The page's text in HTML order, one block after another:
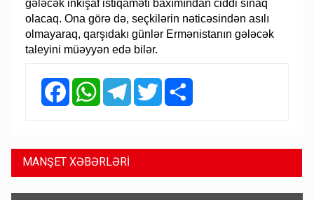
gələcək inkişaf istiqaməti baxımından ciddi sınaq
olacaq. Ona görə də, seçkilərin nəticəsindən asılı
olmayaraq, qarşıdakı günlər Ermənistanın gələcək
taleyini müəyyən edə bilər.
FacebookWhatsAppTelegramTwitter
MANŞET XƏBƏRLƏRİ